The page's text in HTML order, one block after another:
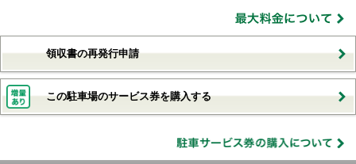
領収書の再発行申請
この駐車場のサービス券を購入する